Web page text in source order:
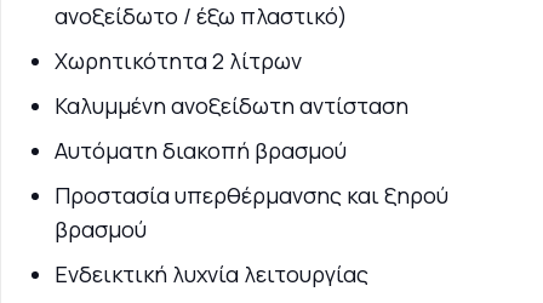
ανοξείδωτο / έξω πλαστικό)
Χωρητικότητα 2 λίτρων
Καλυμμένη ανοξείδωτη αντίσταση
Αυτόματη διακοπή βρασμού
Προστασία υπερθέρμανσης και ξηρού
βρασμού
Ενδεικτική λυχνία λειτουργίας